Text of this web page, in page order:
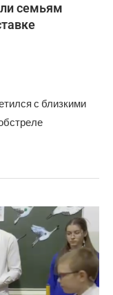
семьям
с близкими